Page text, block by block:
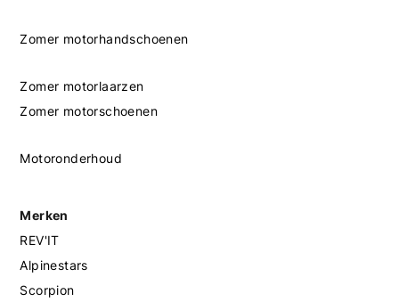
Zomer motorhandschoenen
Zomer motorlaarzen
Zomer motorschoenen
Motoronderhoud
Merken
REV'IT
Alpinestars
Scorpion